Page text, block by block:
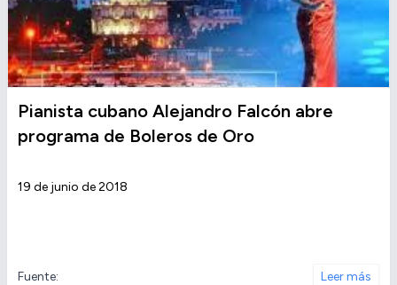
Pianista cubano Alejandro Falcón abre
programa de Boleros de Oro
19 de junio de 2018
Fuente: Leer más